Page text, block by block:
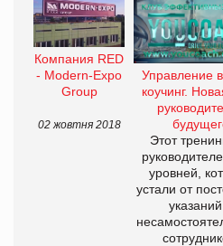
Компания RED
- Modern-Expo
Group
02 жовтня 2018
Управление
коучинг.
Этот
уровней,
устали от